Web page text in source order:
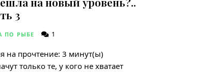
3
ПО РЫБЕ 1
на прочтение: 3 минут(ы)
только те, у кого не хватает